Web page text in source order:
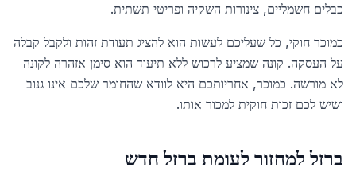
כבלים חשמליים, צינורות השקיה ופריטי תשתית.
כמוכר חוקי, כל שעליכם לעשות הוא להציג תעודת זהות ולקבל קבלה
על העסקה. קונה שמציע לרכוש ללא תיעוד הוא סימן אזהרה לקונה
לא מורשה. כמוכר, אחריותכם היא לוודא שהחומר שלכם אינו גנוב
ושיש לכם זכות חוקית למכור אותו.
ברזל למחזור לעומת ברזל חדש